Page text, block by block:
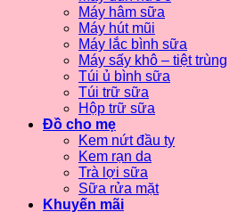
Máy hâm sữa
Máy hút mũi
Máy lắc bình sữa
Máy sấy khô – tiệt trùng
Túi ủ bình sữa
Túi trữ sữa
Hộp trữ sữa
Đồ cho mẹ
Kem nứt đầu ty
Kem rạn da
Trà lợi sữa
Sữa rửa mặt
Khuyến mãi